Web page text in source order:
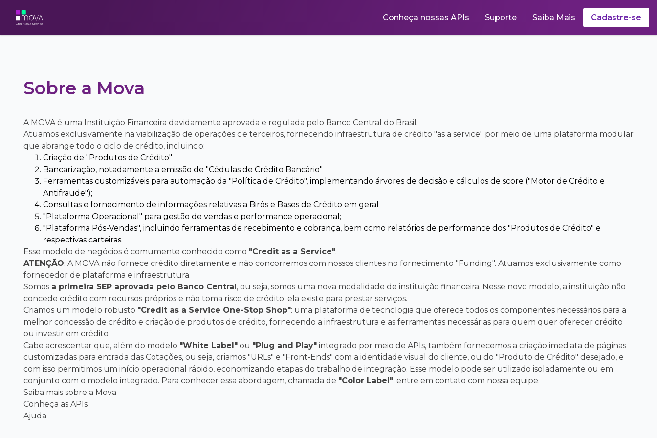
Conheça nossas APIs Suporte Saiba Mais Cadastre-se
Sobre a Mova
A MOVA é uma Instituição Financeira devidamente aprovada e regulada pelo Banco Central do Brasil.
Atuamos exclusivamente na viabilização de operações de terceiros, fornecendo infraestrutura de crédito "as a service" por meio de uma plataforma modular
que abrange todo o ciclo de crédito, incluindo:
Criação de "Produtos de Crédito"
Bancarização, notadamente a emissão de "Cédulas de Crédito Bancário"
Ferramentas customizáveis para automação da "Política de Crédito", implementando árvores de decisão e cálculos de score ("Motor de Crédito e
Antifraude");
Consultas e fornecimento de informações relativas a Birôs e Bases de Crédito em geral
"Plataforma Operacional" para gestão de vendas e performance operacional;
"Plataforma Pós-Vendas", incluindo ferramentas de recebimento e cobrança, bem como relatórios de performance dos "Produtos de Crédito" e
respectivas carteiras.
Esse modelo de negócios é comumente conhecido como "Credit as a Service".
ATENÇÃO: A MOVA não fornece crédito diretamente e não concorremos com nossos clientes no fornecimento "Funding". Atuamos exclusivamente como
fornecedor de plataforma e infraestrutura.
Somos a primeira SEP aprovada pelo Banco Central, ou seja, somos uma nova modalidade de instituição financeira. Nesse novo modelo, a instituição não
concede crédito com recursos próprios e não toma risco de crédito, ela existe para prestar serviços.
Criamos um modelo robusto "Credit as a Service One-Stop Shop": uma plataforma de tecnologia que oferece todos os componentes necessários para a
melhor concessão de crédito e criação de produtos de crédito, fornecendo a infraestrutura e as ferramentas necessárias para quem quer oferecer crédito
ou investir em crédito.
Cabe acrescentar que, além do modelo "White Label" ou "Plug and Play" integrado por meio de APIs, também fornecemos a criação imediata de páginas
customizadas para entrada das Cotações, ou seja, criamos "URLs" e "Front-Ends" com a identidade visual do cliente, ou do "Produto de Crédito" desejado, e
com isso permitimos um início operacional rápido, economizando etapas do trabalho de integração. Esse modelo pode ser utilizado isoladamente ou em
conjunto com o modelo integrado. Para conhecer essa abordagem, chamada de "Color Label", entre em contato com nossa equipe.
Saiba mais sobre a Mova
Conheça as APIs
Ajuda